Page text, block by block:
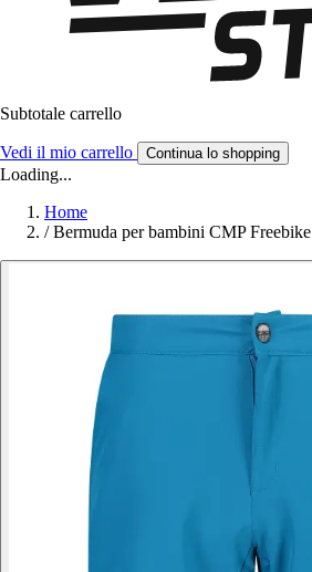
Subtotale carrello
Vedi il mio carrello Continua lo shopping
Loading...
Home
/ Bermuda per bambini CMP Freebike